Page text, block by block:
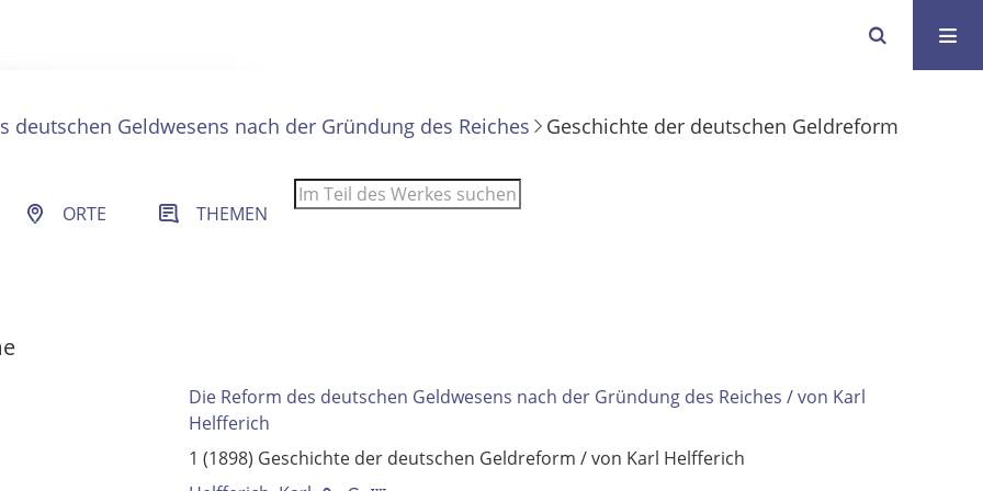
und Sucheinstellungen.
deutschen Geldwesens nach der Gründung des Reiches Geschichte der deutschen Geldreform
ORTE THEMEN
Die Reform des deutschen Geldwesens nach der Gründung des Reiches / von Karl
Helfferich
1 (1898) Geschichte der deutschen Geldreform / von Karl Helfferich